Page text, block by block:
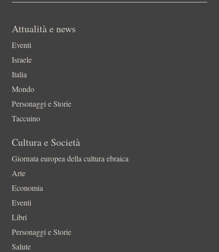
Attualità e news
Eventi
Israele
Italia
Mondo
Personaggi e Storie
Taccuino
Cultura e Società
Giornata europea della cultura ebraica
Arte
Economia
Eventi
Libri
Personaggi e Storie
Salute